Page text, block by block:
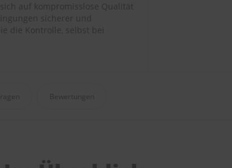
auf kompromisslose Qualität
sicherer und
die Kontrolle, selbst bei
Bewertungen